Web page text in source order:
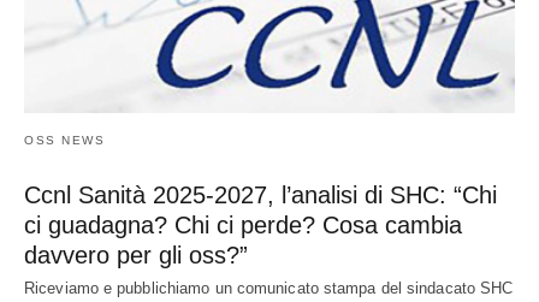
OSS NEWS
Ccnl Sanità 2025-2027, l’analisi di SHC: “Chi
ci guadagna? Chi ci perde? Cosa cambia
davvero per gli oss?”
Riceviamo e pubblichiamo un comunicato stampa del sindacato SHC